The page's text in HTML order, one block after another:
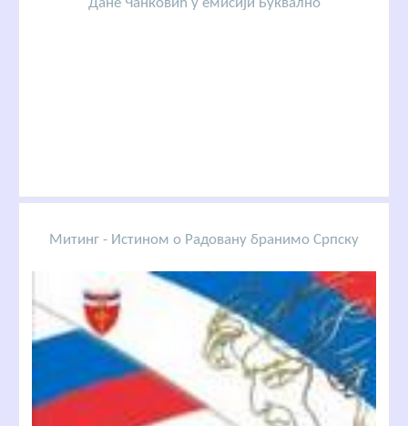
Митинг - Истином о Радовану бранимо Српску